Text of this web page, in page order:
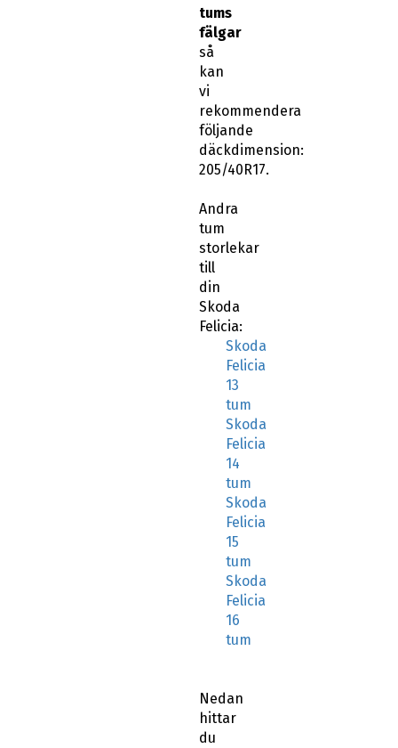
tums
fälgar
så
kan
vi
rekommendera
följande
däckdimension:
205/40R17.
Andra
tum
storlekar
till
din
Skoda
Felicia:
Skoda
Felicia
13
tum
Skoda
Felicia
14
tum
Skoda
Felicia
15
tum
Skoda
Felicia
16
tum
Nedan
hittar
du